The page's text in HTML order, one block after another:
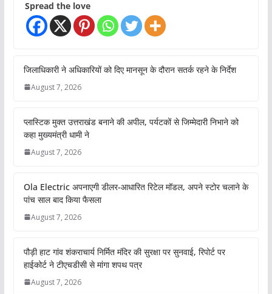
Spread the love
जिलाधिकारी ने अधिकारियों को दिए मानसून के दौरान सतर्क रहने के निर्देश
August 7, 2026
प्लास्टिक मुक्त उत्तराखंड बनाने की अपील, पर्यटकों से जिम्मेदारी निभाने को
कहा मुख्यमंत्री धामी ने
August 7, 2026
Ola Electric अपनाएगी डीलर-आधारित रिटेल मॉडल, अपने स्टोर चलाने के
पांच साल बाद किया फैसला
August 7, 2026
पौड़ी हाट गांव शंकराचार्य निर्मित मंदिर की सुरक्षा पर सुनवाई, रिपोर्ट पर
हाईकोर्ट ने टीएचडीसी से मांगा शपथ पत्र
August 7, 2026